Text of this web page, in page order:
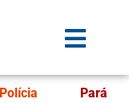
Polícia Pará